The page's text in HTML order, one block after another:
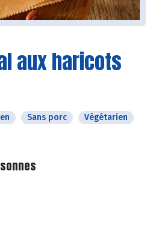
aux haricots
Sans porc
Végétarien